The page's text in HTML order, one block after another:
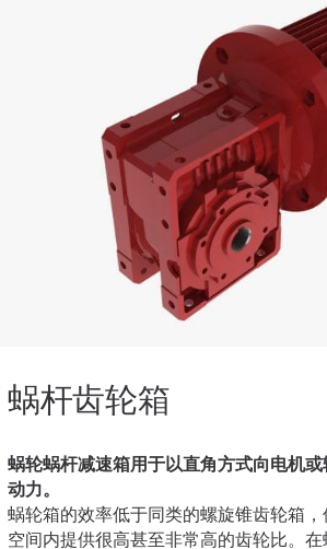
蜗杆齿轮箱
蜗轮蜗杆减速箱用于以直角方式向电机
动力。
蜗轮箱的效率低于同类的螺旋锥齿轮箱
空间内提供很高甚至非常高的齿轮比。